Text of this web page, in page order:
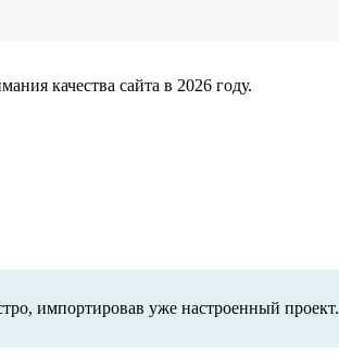
качества сайта в 2026 году.
импортировав уже настроенный проект.